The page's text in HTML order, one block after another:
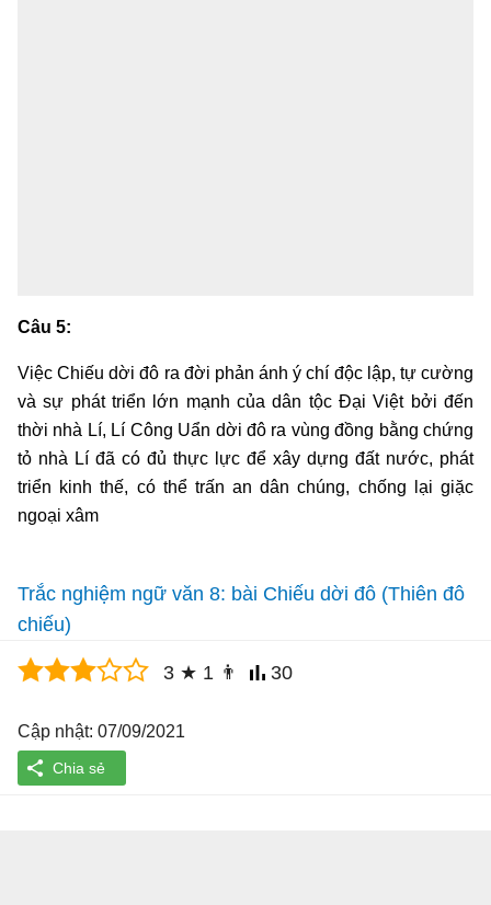
Câu 5:
Việc Chiếu dời đô ra đời phản ánh ý chí độc lập, tự cường
và sự phát triển lớn mạnh của dân tộc Đại Việt bởi đến
thời nhà Lí, Lí Công Uẩn dời đô ra vùng đồng bằng chứng
tỏ nhà Lí đã có đủ thực lực để xây dựng đất nước, phát
triển kinh thế, có thể trấn an dân chúng, chống lại giặc
ngoại xâm
Trắc nghiệm ngữ văn 8: bài Chiếu dời đô (Thiên đô
chiếu)
3 ★ 1 👨 30
Cập nhật: 07/09/2021